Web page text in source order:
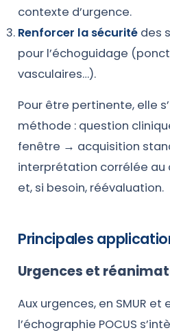
contexte d’urgence.
Renforcer la sécurité des
pour l’échoguidage
vasculaires…).
Pour être pertinente, elle
méthode : question
fenêtre → acquisition
interprétation corrélée
et, si besoin, réévaluation.
Principales
Urgences et
Aux urgences, en SMUR
l’échographie POCUS